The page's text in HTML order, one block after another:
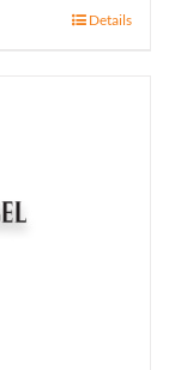
Details